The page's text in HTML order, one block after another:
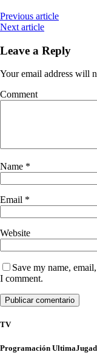
Previous article
Next article
Leave a Reply
Your email address will
Comment
Name *
Email *
Website
Save my name,
I comment.
TV
Programación